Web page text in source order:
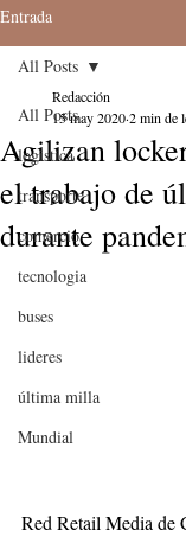
Entrada
All Posts
logistica
transporte
comercio
tecnologia
buses
lideres
última milla
Mundial
All Posts
Agilizan
el trabajo de
durante
Redacción
15 may 20202 min de
Red Retail Media de